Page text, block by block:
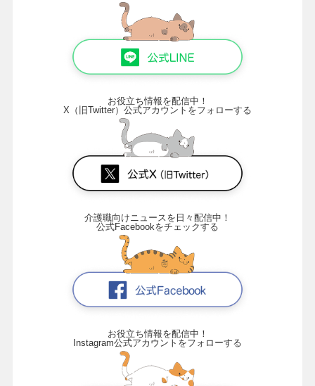
お役立ち情報を配信中！
X（旧Twitter）公式アカウントをフォローする
介護職向けニュースを日々配信中！
公式Facebookをチェックする
お役立ち情報を配信中！
Instagram公式アカウントをフォローする